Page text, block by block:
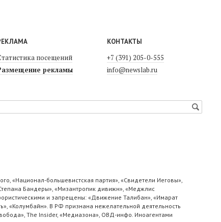
посещений
рекламы
КОНТАКТЫ
+7 (391) 205-0-555
info@newslab.ru
«Национал-большевистская партия», «Свидетели Иеговы»,
Бандеры», «Мизантропик дивижн», «Меджлис
и запрещены: «Движение Талибан», «Имарат
«Колумбайн». В РФ признана нежелательной деятельность
The Insider, «Медиазона», ОВД-инфо. Иноагентами